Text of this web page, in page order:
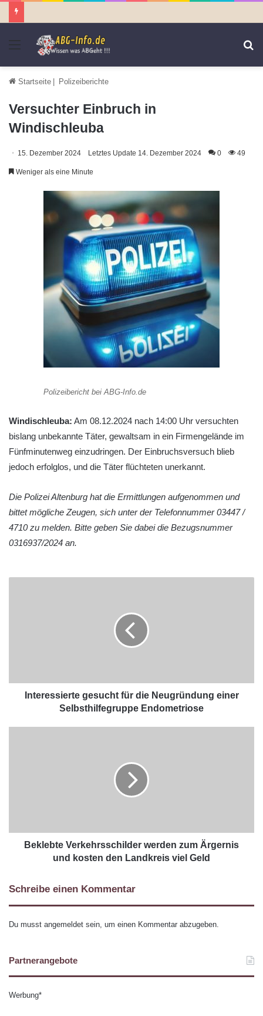
Menü
Startseite | Polizeiberichte
Versuchter Einbruch in
Windischleuba
15. Dezember 2024 Letztes Update 14. Dezember 2024 0 49
Weniger als eine Minute
Polizeibericht bei ABG-Info.de
Windischleuba: Am 08.12.2024 nach 14:00 Uhr versuchten
bislang unbekannte Täter, gewaltsam in ein Firmengelände im
Fünfminutenweg einzudringen. Der Einbruchsversuch blieb
jedoch erfolglos, und die Täter flüchteten unerkannt.
Die Polizei Altenburg hat die Ermittlungen aufgenommen und
bittet mögliche Zeugen, sich unter der Telefonnummer 03447 /
4710 zu melden. Bitte geben Sie dabei die Bezugsnummer
0316937/2024 an.
Interessierte gesucht für die Neugründung einer
Selbsthilfegruppe Endometriose
Beklebte Verkehrsschilder werden zum Ärgernis
und kosten den Landkreis viel Geld
Schreibe einen Kommentar
Du musst angemeldet sein, um einen Kommentar abzugeben.
Partnerangebote
Werbung*